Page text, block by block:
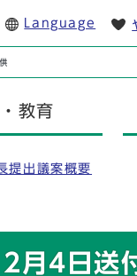
Language
教育
提出議案概要
月4日送